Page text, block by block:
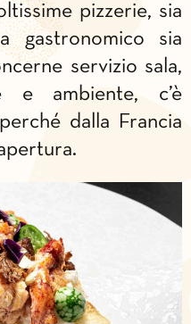
pizzerie, sia
sia
servizio sala,
e ambiente, c’è
dalla Francia